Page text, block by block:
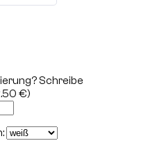
Schreibe
€)